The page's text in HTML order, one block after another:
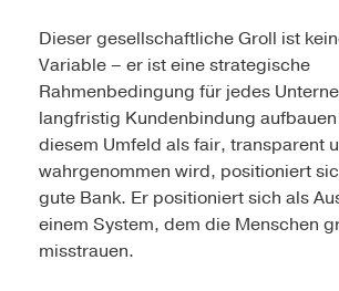
Dieser gesellschaftliche Groll ist
Variable – er ist eine strategische
Rahmenbedingung für jedes
langfristig Kundenbindung
diesem Umfeld als fair, transparent
wahrgenommen wird, positioniert
gute Bank. Er positioniert sich als
einem System, dem die Menschen
misstrauen.